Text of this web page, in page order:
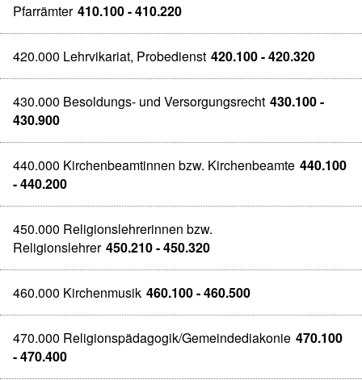
Pfarrämter 410.100 - 410.220
420.000 Lehrvikariat, Probedienst 420.100 - 420.320
430.000 Besoldungs- und Versorgungsrecht 430.100 -
430.900
440.000 Kirchenbeamtinnen bzw. Kirchenbeamte 440.100
- 440.200
450.000 Religionslehrerinnen bzw.
Religionslehrer 450.210 - 450.320
460.000 Kirchenmusik 460.100 - 460.500
470.000 Religionspädagogik/Gemeindediakonie 470.100
- 470.400